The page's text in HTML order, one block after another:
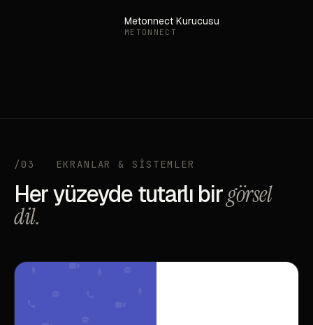
Metonnect Kurucusu
METONNECT
/03 EKRANLAR & SİSTEMLER
Her yüzeyde tutarlı birgörsel
dil.